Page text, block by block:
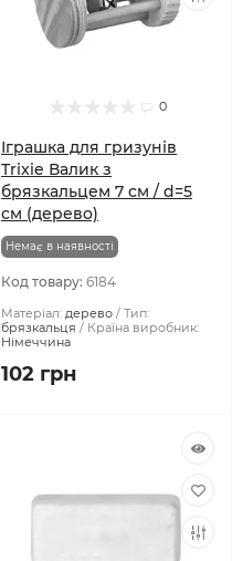
0
Іграшка для гризунів
Trixie Валик з
брязкальцем 7 см / d=5
см (дерево)
Немає в наявності
Код товару: 6184
Матеріал: дерево
Тип:
брязкальця
Країна виробник:
Німеччина
102 грн